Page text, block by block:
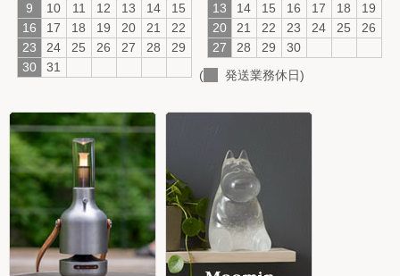
9
10 11 12 13 14
15
16
17 18 19 20 21
22
23
24 25 26 27 28
29
30
31
13
14 15 16 17 18
19
20
21 22 23 24 25
26
27
28 29
30
(
発送業務休日)